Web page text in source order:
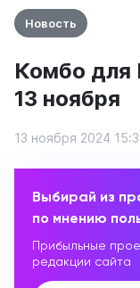
Новость
Комбо для
13 ноября
13 ноября 2024
Выбирай из
по мнению
Прибыльные
редакции сайта